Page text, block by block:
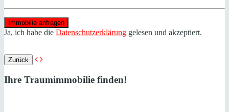
Ja, ich habe die Datenschutzerklärung gelesen und akzeptiert.
Zurück
Ihre Traumimmobilie finden!